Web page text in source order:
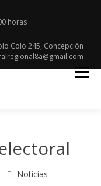
horas
Colo 245, Concepción
Noticias